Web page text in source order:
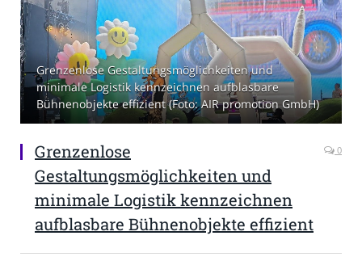
Grenzenlose Gestaltungsmöglichkeiten und
minimale Logistik kennzeichnen aufblasbare
Bühnenobjekte effizient (Foto: AIR promotion GmbH)
Grenzenlose
Gestaltungsmöglichkeiten und
minimale Logistik kennzeichnen
aufblasbare Bühnenobjekte effizient
0